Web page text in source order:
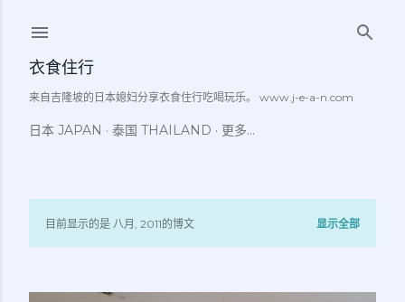
衣食住行
来自吉隆坡的日本媳妇分享衣食住行吃喝玩乐。 www.j-e-a-n.com
日本 JAPAN 泰国 THAILAND 更多…
博
文
目前显示的是 八月, 2011的博文 显示全部